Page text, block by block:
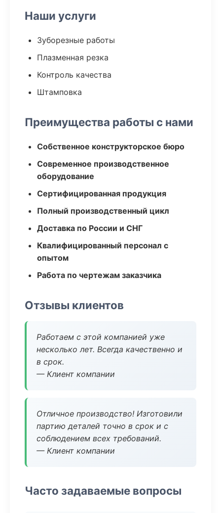
Наши услуги
Зуборезные работы
Плазменная резка
Контроль качества
Штамповка
Преимущества работы с нами
Собственное конструкторское бюро
Современное производственное
оборудование
Сертифицированная продукция
Полный производственный цикл
Доставка по России и СНГ
Квалифицированный персонал с
опытом
Работа по чертежам заказчика
Отзывы клиентов
Работаем с этой компанией уже
несколько лет. Всегда качественно и
в срок.
— Клиент компании
Отличное производство! Изготовили
партию деталей точно в срок и с
соблюдением всех требований.
— Клиент компании
Часто задаваемые вопросы